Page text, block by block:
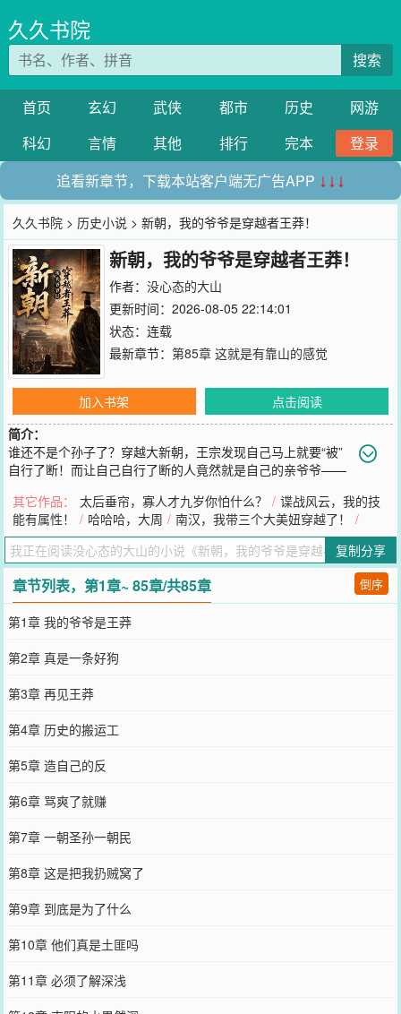
久久书院
搜索
首页 玄幻 武侠 都市 历史
网游
科幻
言情 其他 排行 完本
登录
追看新章节，下载本站客户端无广告APP ↓↓↓
久久书院 > 历史小说 > 新朝，我的爷爷是穿越者王莽！
新朝，我的爷爷是穿越者王莽！
作者： 没心态的大山
更新时间：2026-08-05 22:14:01
状态：连载
最新章节： 第85章 这就是有靠山的感觉
加入书架
点击阅读
简介：
谁还不是个孙子了？穿越大新朝，王宗发现自己马上就要“被”
自行了断！而让自己自行了断的人竟然就是自己的亲爷爷——
子？好，既然如此，那就别怪我“爷慈孙孝”！反正新朝都已经大厦将
倾，与其让那位“刘*位面之子*大魔导师*秀儿”得了天下，不如我自己
先倒反天罡……
您要是觉得《新朝，我的爷爷是穿越者王莽！》还不错的话请不要忘
记向您QQ群和微博微信里的朋友推荐哦！
其它作品： 太后垂帘，寡人才九岁你怕什么？ / 谍战风云，我的技
能有属性！
/ 哈哈哈，大周 / 南汉，我带三个大美妞穿越了！
/
复制分享
章节列表，第1章~ 85章/共85章 倒序
第1章 我的爷爷是王莽
第2章 真是一条好狗
第3章 再见王莽
第4章 历史的搬运工
第5章 造自己的反
第6章 骂爽了就赚
第7章 一朝圣孙一朝民
第8章 这是把我扔贼窝了
第9章 到底是为了什么
第10章 他们真是土匪吗
第11章 必须了解深浅